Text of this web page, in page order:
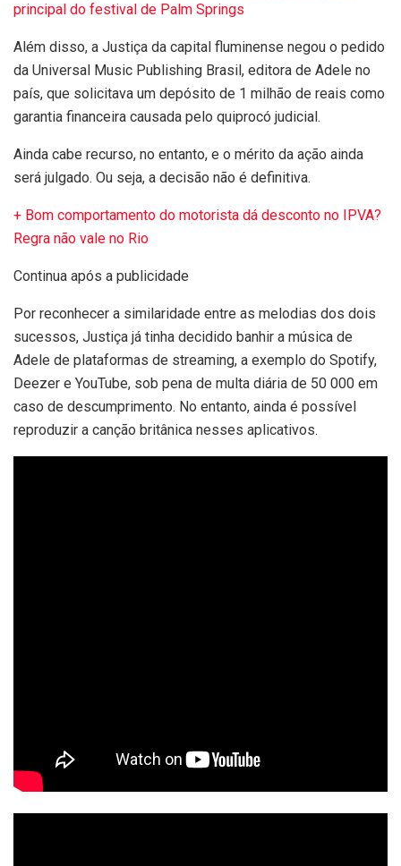
principal do festival de Palm Springs
Além disso, a Justiça da capital fluminense negou o pedido
da Universal Music Publishing Brasil, editora de Adele no
país, que solicitava um depósito de 1 milhão de reais como
garantia financeira causada pelo quiprocó judicial.
Ainda cabe recurso, no entanto, e o mérito da ação ainda
será julgado. Ou seja, a decisão não é definitiva.
+ Bom comportamento do motorista dá desconto no IPVA?
Regra não vale no Rio
Continua após a publicidade
Por reconhecer a similaridade entre as melodias dos dois
sucessos, Justiça já tinha decidido banhir a música de
Adele de plataformas de streaming, a exemplo do Spotify,
Deezer e YouTube, sob pena de multa diária de 50 000 em
caso de descumprimento. No entanto, ainda é possível
reproduzir a canção britânica nesses aplicativos.